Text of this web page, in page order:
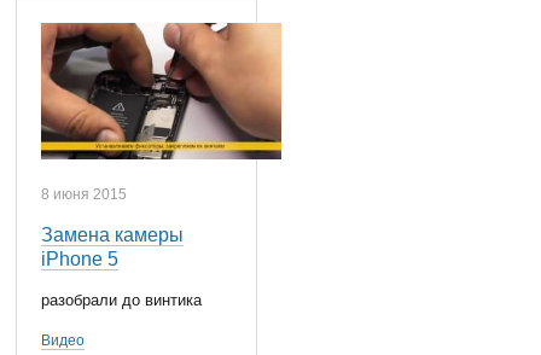
8 июня 2015
Замена камеры
iPhone 5
разобрали до винтика
Видео